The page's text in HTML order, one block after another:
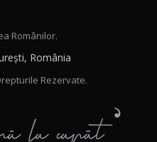
Românilor.
România
Rezervate.